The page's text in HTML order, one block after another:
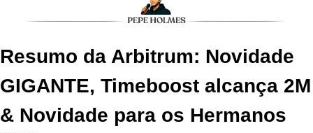
Resumo da Arbitrum: Novidade
GIGANTE, Timeboost alcança 2M
& Novidade para os Hermanos